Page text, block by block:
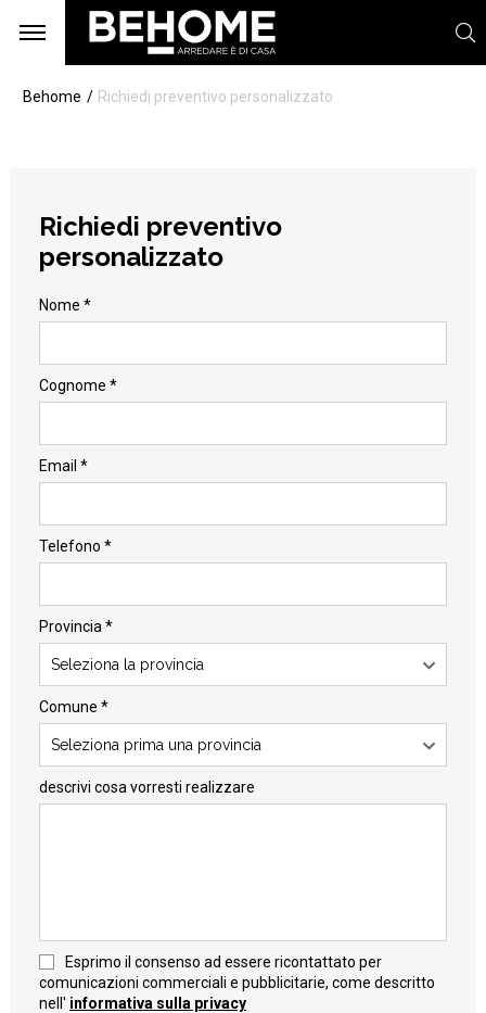
Behome Richiedi preventivo personalizzato
Richiedi preventivo
personalizzato
Nome *
Cognome *
Email *
Telefono *
Provincia *
Seleziona la provincia
Comune *
Seleziona prima una provincia
descrivi cosa vorresti realizzare
Esprimo il consenso ad essere ricontattato per
comunicazioni commerciali e pubblicitarie, come descritto
nell' informativa sulla privacy